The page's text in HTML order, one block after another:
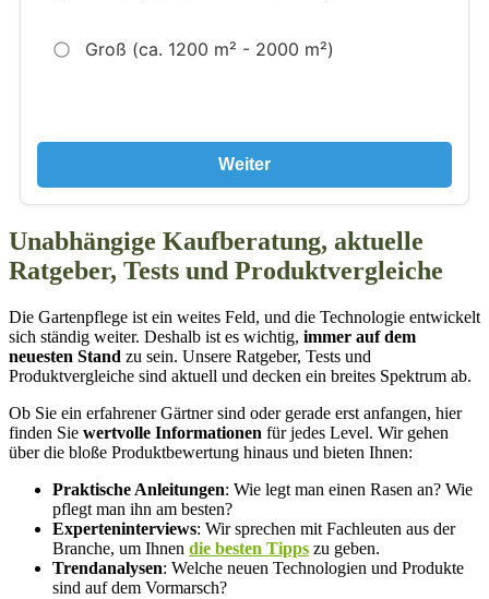
Groß (ca. 1200 m² - 2000 m²)
Weiter
Unabhängige Kaufberatung, aktuelle
Ratgeber, Tests und Produktvergleiche
Die Gartenpflege ist ein weites Feld, und die Technologie entwickelt
sich ständig weiter. Deshalb ist es wichtig, immer auf dem
neuesten Stand zu sein. Unsere Ratgeber, Tests und
Produktvergleiche sind aktuell und decken ein breites Spektrum ab.
Ob Sie ein erfahrener Gärtner sind oder gerade erst anfangen, hier
finden Sie wertvolle Informationen für jedes Level. Wir gehen
über die bloße Produktbewertung hinaus und bieten Ihnen:
Praktische Anleitungen: Wie legt man einen Rasen an? Wie
pflegt man ihn am besten?
Experteninterviews: Wir sprechen mit Fachleuten aus der
Branche, um Ihnen die besten Tipps zu geben.
Trendanalysen: Welche neuen Technologien und Produkte
sind auf dem Vormarsch?